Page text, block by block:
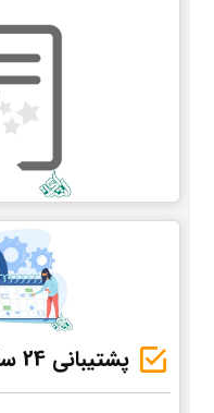
پشتیبانی 24 ساعته